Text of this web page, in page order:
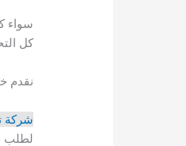
سواء
كل
نقدم
شركة
لطلب